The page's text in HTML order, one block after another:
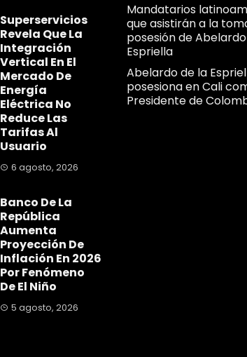
Superservicios
Revela Que La
Integración
Vertical En El
Mercado De
Energía
Eléctrica No
Reduce Las
Tarifas Al
Usuario
6 agosto, 2026
Banco De La
República
Aumenta
Proyección De
Inflación En 2026
Por Fenómeno
De El Niño
5 agosto, 2026
Mandatarios
que asistirán a la
posesión de
Espriella
Abelardo de la
posesiona en Cali
Presidente de